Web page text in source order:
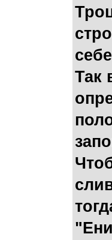
Так